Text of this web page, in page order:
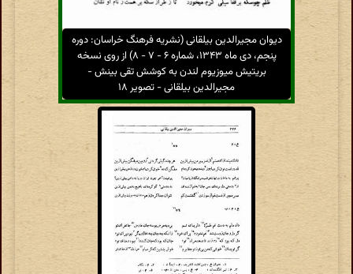
دیوان مجیرالدین بیلقانی (نشریه فرهنگ خراسان: دوره
پنجم، دی ماه ۱۳۴۳، شماره ۶ - ۷ - ۸) از روی نسخه
بریتیش میوزیوم لندن به کوشش تقی بینش -
مجیرالدین بیلقانی - تصویر ۱۸